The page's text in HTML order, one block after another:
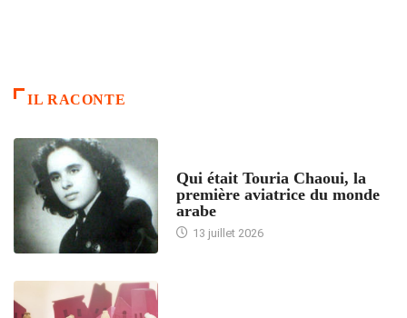
IL RACONTE
Qui était Touria Chaoui, la
première aviatrice du monde
arabe
13 juillet 2026